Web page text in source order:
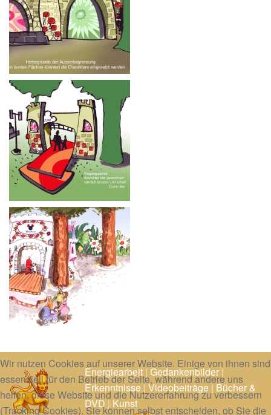
Energiearbeit|Gedankenbilder|
Erkenntnisse|Videobeiträge|Bücher &
DVD|Kunst
Wir nutzen Cookies auf unserer Website. Einige von ihnen sind
essenziell für den Betrieb der Seite, während andere uns
helfen, diese Website und die Nutzererfahrung zu verbessern
(Tracking Cookies). Sie können selbst entscheiden, ob Sie die